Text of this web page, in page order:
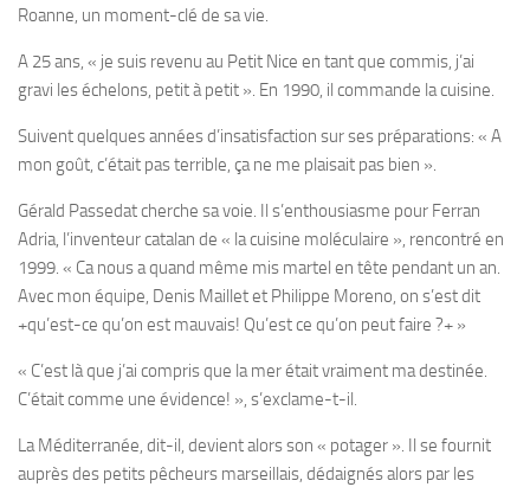
Roanne, un moment-clé de sa vie.
A 25 ans, « je suis revenu au Petit Nice en tant que commis, j’ai
gravi les échelons, petit à petit ». En 1990, il commande la cuisine.
Suivent quelques années d’insatisfaction sur ses préparations: « A
mon goût, c’était pas terrible, ça ne me plaisait pas bien ».
Gérald Passedat cherche sa voie. Il s’enthousiasme pour Ferran
Adria, l’inventeur catalan de « la cuisine moléculaire », rencontré en
1999. « Ca nous a quand même mis martel en tête pendant un an.
Avec mon équipe, Denis Maillet et Philippe Moreno, on s’est dit
+qu’est-ce qu’on est mauvais! Qu’est ce qu’on peut faire ?+ »
« C’est là que j’ai compris que la mer était vraiment ma destinée.
C’était comme une évidence! », s’exclame-t-il.
La Méditerranée, dit-il, devient alors son « potager ». Il se fournit
auprès des petits pêcheurs marseillais, dédaignés alors par les